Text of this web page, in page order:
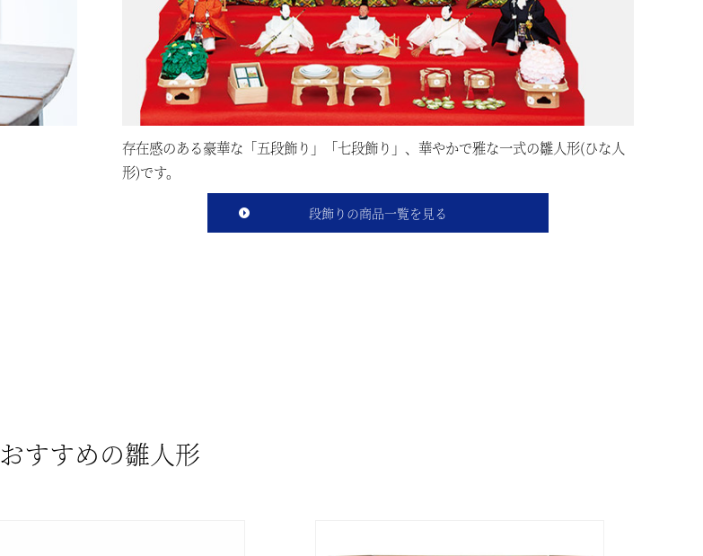
存在感のある豪華な「五段飾り」「七段飾り」、華やかで雅な一式の雛人形(ひな人
形)です。
段飾りの商品一覧を見る
おすすめの雛人形